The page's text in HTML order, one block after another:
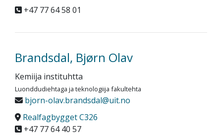
+47 77 64 58 01
Brandsdal, Bjørn Olav
Kemiija instituhtta
Luonddudiehtaga ja teknologiija fakultehta
bjorn-olav.brandsdal@uit.no
Realfagbygget C326
+47 77 64 40 57